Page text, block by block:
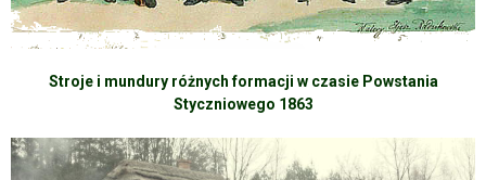
Stroje i mundury różnych formacji w czasie Powstania
Styczniowego 1863